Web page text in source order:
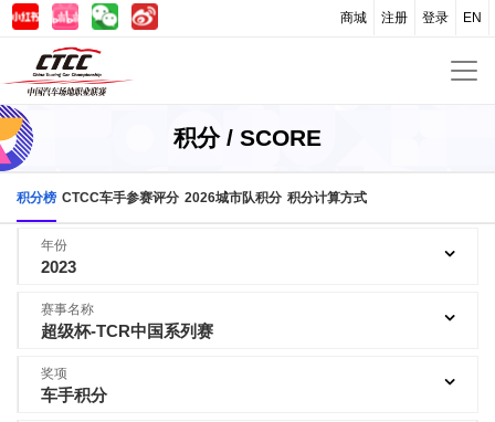
EN
登录
注册
商城
积分 / SCORE
积分榜 CTCC车手参赛评分 2026城市队积分 积分计算方式
年份
2023
赛事名称
超级杯-TCR中国系列赛
奖项
车手积分